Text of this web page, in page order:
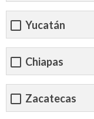
Yucatán
Chiapas
Zacatecas